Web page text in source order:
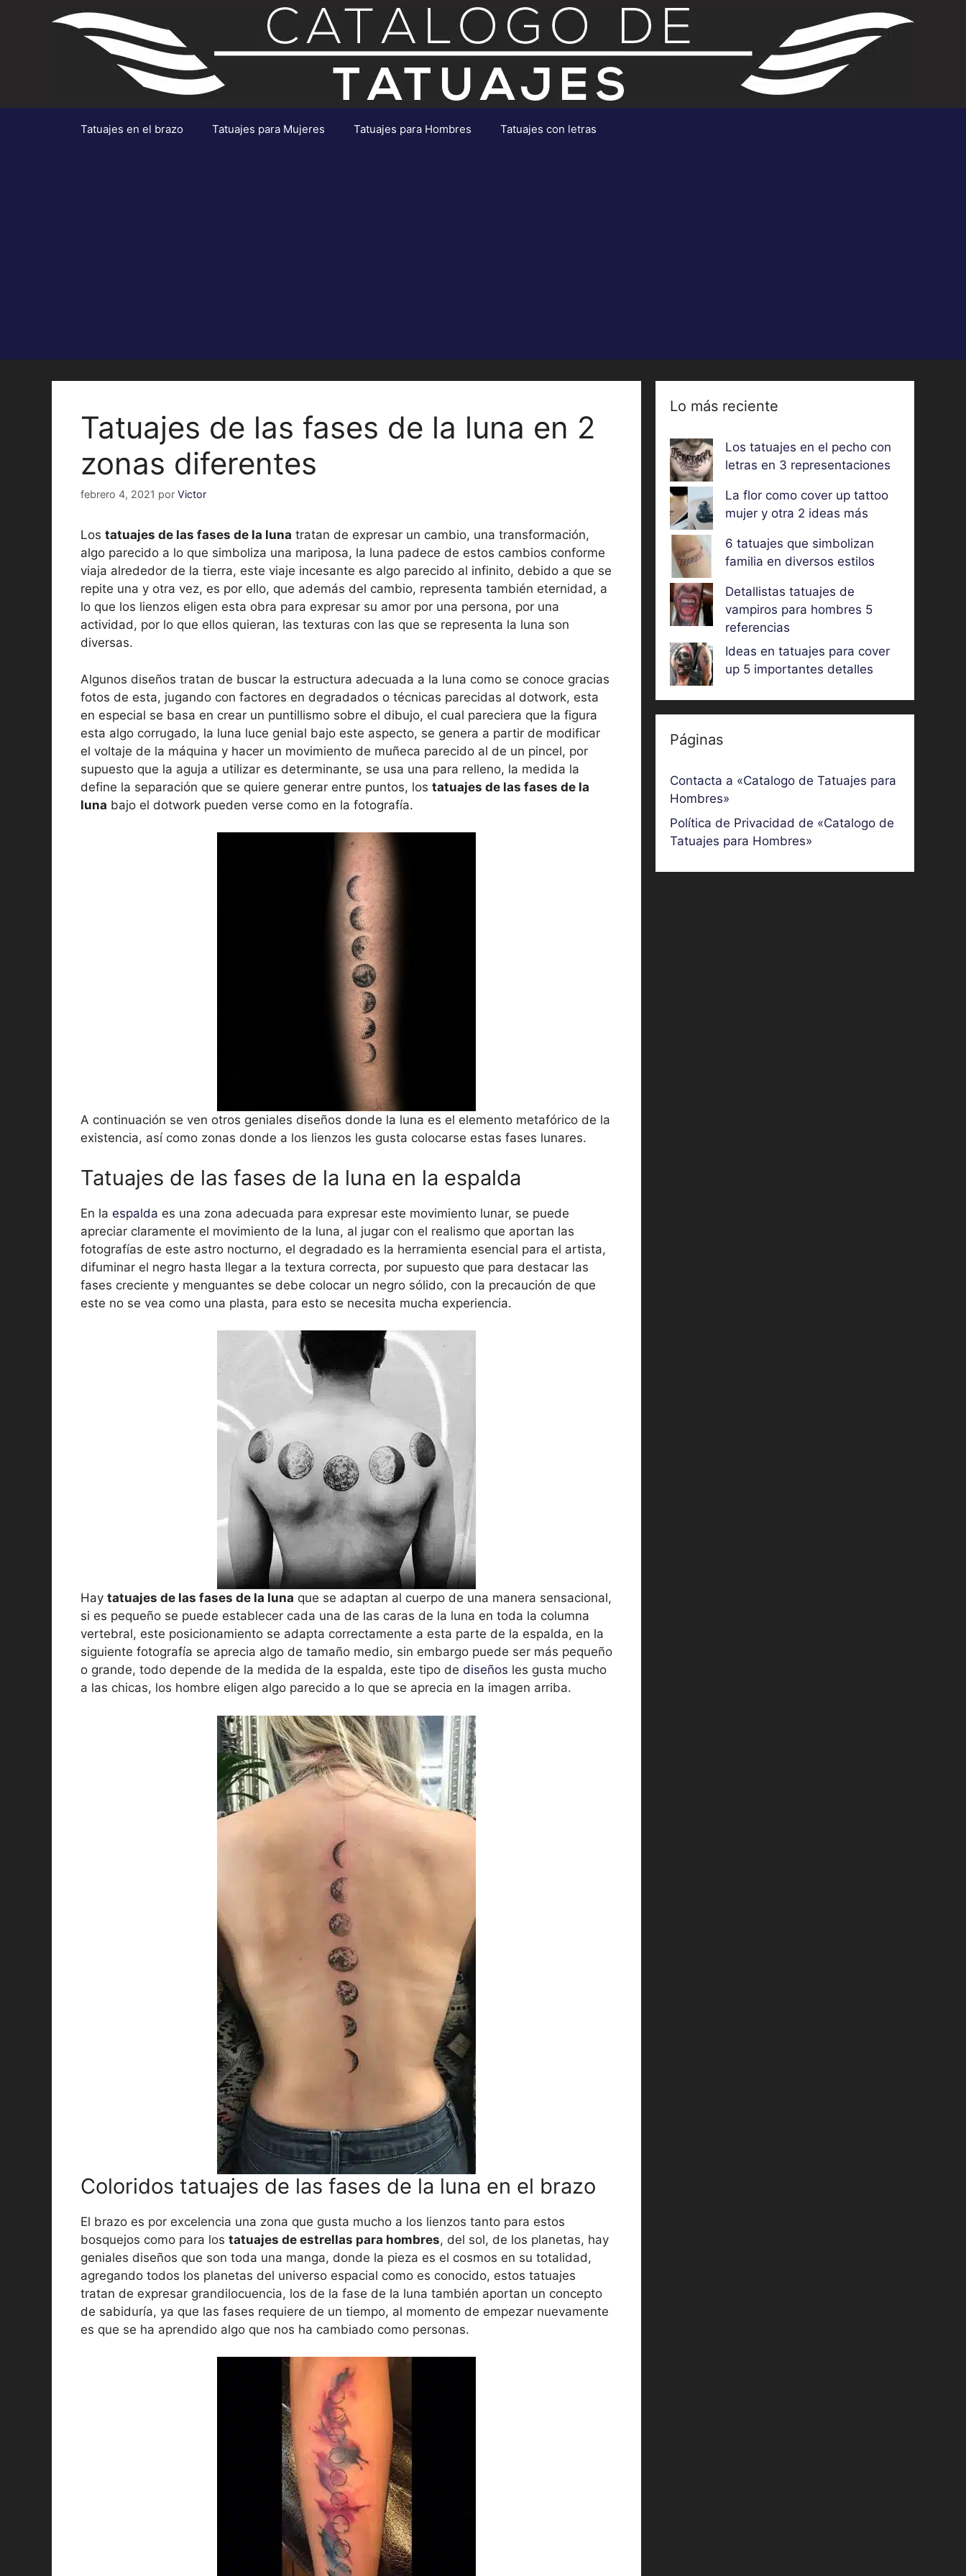
Tatuajes en el brazo Tatuajes para Mujeres Tatuajes para Hombres Tatuajes con letras
Tatuajes de las fases de la luna en 2
zonas diferentes
febrero 4, 2021 por Victor
Los tatuajes de las fases de la luna tratan de expresar un cambio, una transformación,
algo parecido a lo que simboliza una mariposa, la luna padece de estos cambios conforme
viaja alrededor de la tierra, este viaje incesante es algo parecido al infinito, debido a que se
repite una y otra vez, es por ello, que además del cambio, representa también eternidad, a
lo que los lienzos eligen esta obra para expresar su amor por una persona, por una
actividad, por lo que ellos quieran, las texturas con las que se representa la luna son
diversas.
Algunos diseños tratan de buscar la estructura adecuada a la luna como se conoce gracias
fotos de esta, jugando con factores en degradados o técnicas parecidas al dotwork, esta
en especial se basa en crear un puntillismo sobre el dibujo, el cual pareciera que la figura
esta algo corrugado, la luna luce genial bajo este aspecto, se genera a partir de modificar
el voltaje de la máquina y hacer un movimiento de muñeca parecido al de un pincel, por
supuesto que la aguja a utilizar es determinante, se usa una para relleno, la medida la
define la separación que se quiere generar entre puntos, los tatuajes de las fases de la
luna bajo el dotwork pueden verse como en la fotografía.
A continuación se ven otros geniales diseños donde la luna es el elemento metafórico de la
existencia, así como zonas donde a los lienzos les gusta colocarse estas fases lunares.
Tatuajes de las fases de la luna en la espalda
En la espalda es una zona adecuada para expresar este movimiento lunar, se puede
apreciar claramente el movimiento de la luna, al jugar con el realismo que aportan las
fotografías de este astro nocturno, el degradado es la herramienta esencial para el artista,
difuminar el negro hasta llegar a la textura correcta, por supuesto que para destacar las
fases creciente y menguantes se debe colocar un negro sólido, con la precaución de que
este no se vea como una plasta, para esto se necesita mucha experiencia.
Hay tatuajes de las fases de la luna que se adaptan al cuerpo de una manera sensacional,
si es pequeño se puede establecer cada una de las caras de la luna en toda la columna
vertebral, este posicionamiento se adapta correctamente a esta parte de la espalda, en la
siguiente fotografía se aprecia algo de tamaño medio, sin embargo puede ser más pequeño
o grande, todo depende de la medida de la espalda, este tipo de diseños les gusta mucho
a las chicas, los hombre eligen algo parecido a lo que se aprecia en la imagen arriba.
Coloridos tatuajes de las fases de la luna en el brazo
El brazo es por excelencia una zona que gusta mucho a los lienzos tanto para estos
bosquejos como para los tatuajes de estrellas para hombres, del sol, de los planetas, hay
geniales diseños que son toda una manga, donde la pieza es el cosmos en su totalidad,
agregando todos los planetas del universo espacial como es conocido, estos tatuajes
tratan de expresar grandilocuencia, los de la fase de la luna también aportan un concepto
de sabiduría, ya que las fases requiere de un tiempo, al momento de empezar nuevamente
es que se ha aprendido algo que nos ha cambiado como personas.
Lo más reciente
Los tatuajes en el pecho con
letras en 3 representaciones
La flor como cover up tattoo
mujer y otra 2 ideas más
6 tatuajes que simbolizan
familia en diversos estilos
Detallistas tatuajes de
vampiros para hombres 5
referencias
Ideas en tatuajes para cover
up 5 importantes detalles
Páginas
Contacta a «Catalogo de Tatuajes para
Hombres»
Política de Privacidad de «Catalogo de
Tatuajes para Hombres»